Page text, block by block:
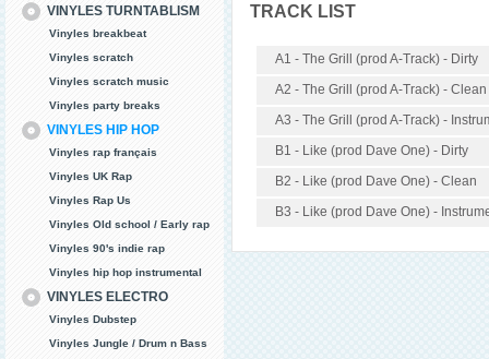
VINYLES TURNTABLISM
Vinyles breakbeat
Vinyles scratch
Vinyles scratch music
Vinyles party breaks
VINYLES HIP HOP
Vinyles rap français
Vinyles UK Rap
Vinyles Rap Us
Vinyles Old school / Early rap
Vinyles 90's indie rap
Vinyles hip hop instrumental
VINYLES ELECTRO
Vinyles Dubstep
Vinyles Jungle / Drum n Bass
TRACK LIST
A1 - The Grill (prod A-Track) - Dirty
A2 - The Grill (prod A-Track) - Clean
A3 - The Grill (prod A-Track) -
B1 - Like (prod Dave One) - Dirty
B2 - Like (prod Dave One) - Clean
B3 - Like (prod Dave One) -